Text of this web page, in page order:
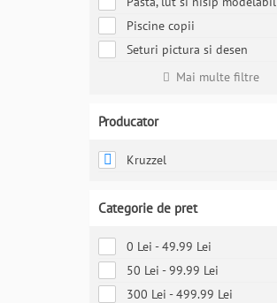
Piscine copii
Seturi pictura si desen
Mai multe filtre
Producator
Kruzzel
Categorie de pret
0 Lei - 49.99 Lei
50 Lei - 99.99 Lei
300 Lei - 499.99 Lei